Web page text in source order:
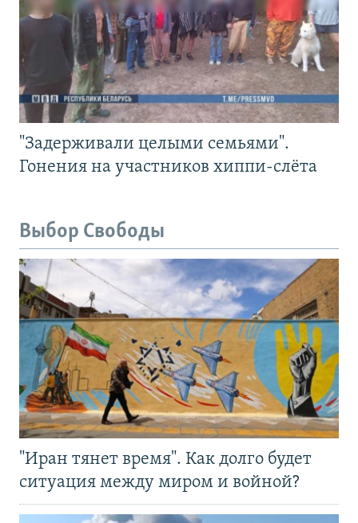
"Задерживали целыми семьями".
Гонения на участников хиппи-слёта
Выбор Свободы
"Иран тянет время". Как долго будет
ситуация между миром и войной?